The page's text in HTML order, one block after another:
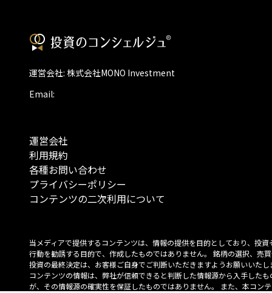
運営会社: 株式会社MONO Investment
Email:
運営会社
利用規約
各種お問い合わせ
プライバシーポリシー
コンテンツの二次利用について
当メディアで提供するコンテンツは、情報の提供を目的としており、投資
行動を勧誘する目的で、作成したものではありません。 銘柄の選択、売
投資の最終決定は、お客様ご自身でご判断いただきますようお願いいたし
コンテンツの情報は、弊社が信頼できると判断した情報源から入手したも
が、その情報源の確実性を保証したものではありません。 また、本コン